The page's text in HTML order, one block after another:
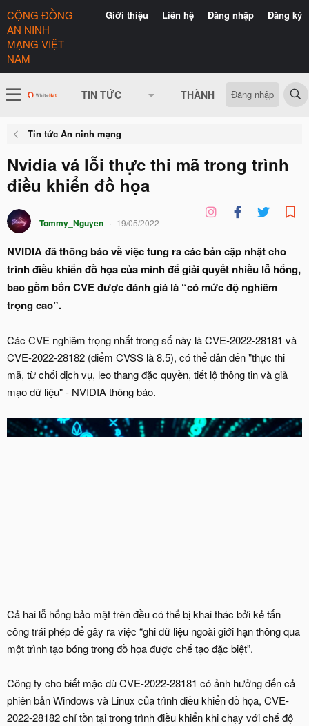
Giới thiệu Liên hệ Đăng nhập Đăng ký
CỘNG ĐỒNG
AN NINH
MẠNG VIỆT
NAM
TIN TỨC THÀNH VIÊN CÓ GÌ
Đăng nhập
Tin tức An ninh mạng
Nvidia vá lỗi thực thi mã trong trình
điều khiển đồ họa
Tommy_Nguyen 19/05/2022
NVIDIA đã thông báo về việc tung ra các bản cập nhật cho
trình điều khiển đồ họa của mình để giải quyết nhiều lỗ hổng,
bao gồm bốn CVE được đánh giá là “có mức độ nghiêm
trọng cao”.
Các CVE nghiêm trọng nhất trong số này là CVE‑2022‑28181 và
CVE‑2022‑28182 (điểm CVSS là 8.5), có thể dẫn đến "thực thi
mã, từ chối dịch vụ, leo thang đặc quyền, tiết lộ thông tin và giả
mạo dữ liệu" - NVIDIA thông báo.
Cả hai lỗ hổng bảo mật trên đều có thể bị khai thác bởi kẻ tấn
công trái phép để gây ra việc “ghi dữ liệu ngoài giới hạn thông qua
một trình tạo bóng trong đồ họa được chế tạo đặc biệt”.
Công ty cho biết mặc dù CVE-2022‑28181 có ảnh hưởng đến cả
phiên bản Windows và Linux của trình điều khiển đồ họa, CVE-
2022‑28182 chỉ tồn tại trong trình điều khiển khi chạy với chế độ